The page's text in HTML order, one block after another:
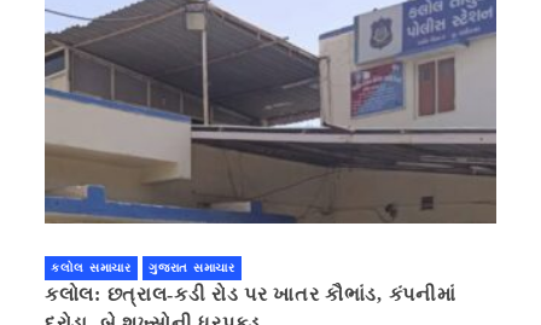
કલોલ સમાચાર ગુજરાત સમાચાર
કલોલ: છત્રાલ-કડી રોડ પર ખાતર કૌભાંડ, કંપનીમાં